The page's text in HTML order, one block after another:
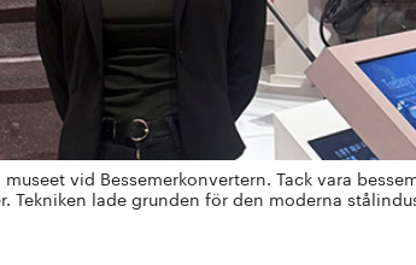
vid Bessemerkonvertern. Tack vara
lade grunden för den moderna